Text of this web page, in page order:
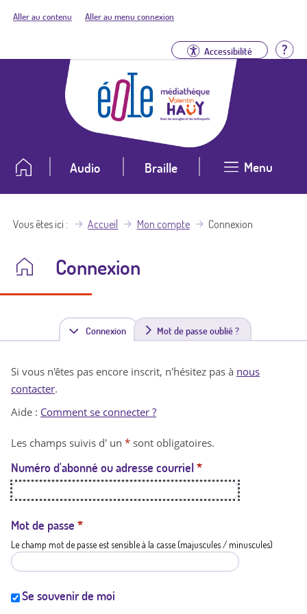
Aller au contenu Aller au menu connexion
Accessibilité
Audio Braille Menu
Vous êtes ici Accueil Mon compte Connexion
Connexion
Connexion(
n
t
a
t
i
Mot de passe oublié ?
Si vous n'êtes pas encore inscrit, n'hésitez pas à nous
contacter.
Aide : Comment se connecter ?
Les champs suivis d' un * sont obligatoires.
Numéro d'abonné ou adresse courriel *
Mot de passe *
Le champ mot de passe est sensible à la casse (majuscules / minuscules)
Se souvenir de moi